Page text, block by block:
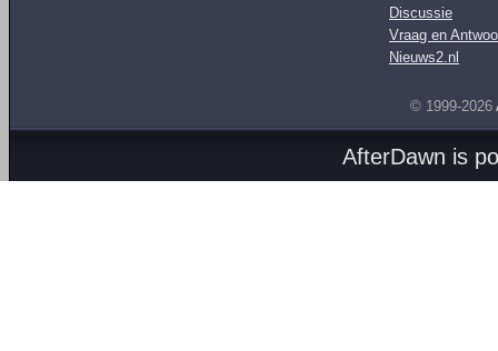
Discussie
Vraag en
Nieuws2.nl
© 1999-2026
AfterDawn is